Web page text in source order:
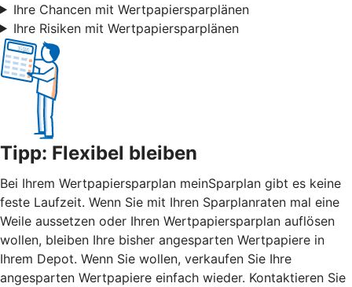
Ihre Chancen mit Wertpapiersparplänen
Ihre Risiken mit Wertpapiersparplänen
Tipp: Flexibel bleiben
Bei Ihrem Wertpapiersparplan meinSparplan gibt es keine
feste Laufzeit. Wenn Sie mit Ihren Sparplanraten mal eine
Weile aussetzen oder Ihren Wertpapiersparplan auflösen
wollen, bleiben Ihre bisher angesparten Wertpapiere in
Ihrem Depot. Wenn Sie wollen, verkaufen Sie Ihre
angesparten Wertpapiere einfach wieder. Kontaktieren Sie